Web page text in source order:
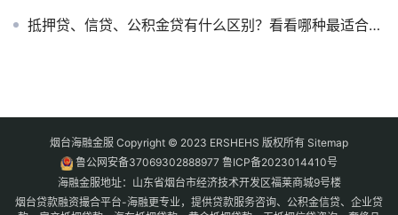
抵押贷、信贷、公积金贷有什么区别？看看哪种最适合你？
烟台海融金服 Copyright © 2023 ERSHEHS 版权所有 Sitemap
鲁公网安备37069302888977 鲁ICP备2023014410号
海融金服地址：山东省烟台市经济技术开发区福莱商城9号楼
烟台贷款融资撮合平台-海融更专业，提供贷款服务咨询、公积金信贷、企业贷